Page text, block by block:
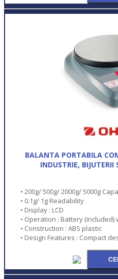
BALANTA PORTABILA
INDUSTRIE,
• 200g/ 500g/ 2000g/ 5000g
• 0.1g/ 1g Readability
• Display : LCD
• Operation : Battery
• Construction : ABS plastic
• Design Features : Compact